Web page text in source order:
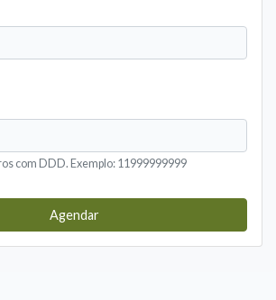
com DDD. Exemplo: 11999999999
Agendar